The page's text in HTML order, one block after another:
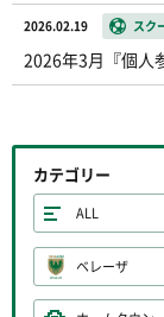
2026.02.19 スク
2026年3月『個人
カテゴリー
ALL
ベレーザ